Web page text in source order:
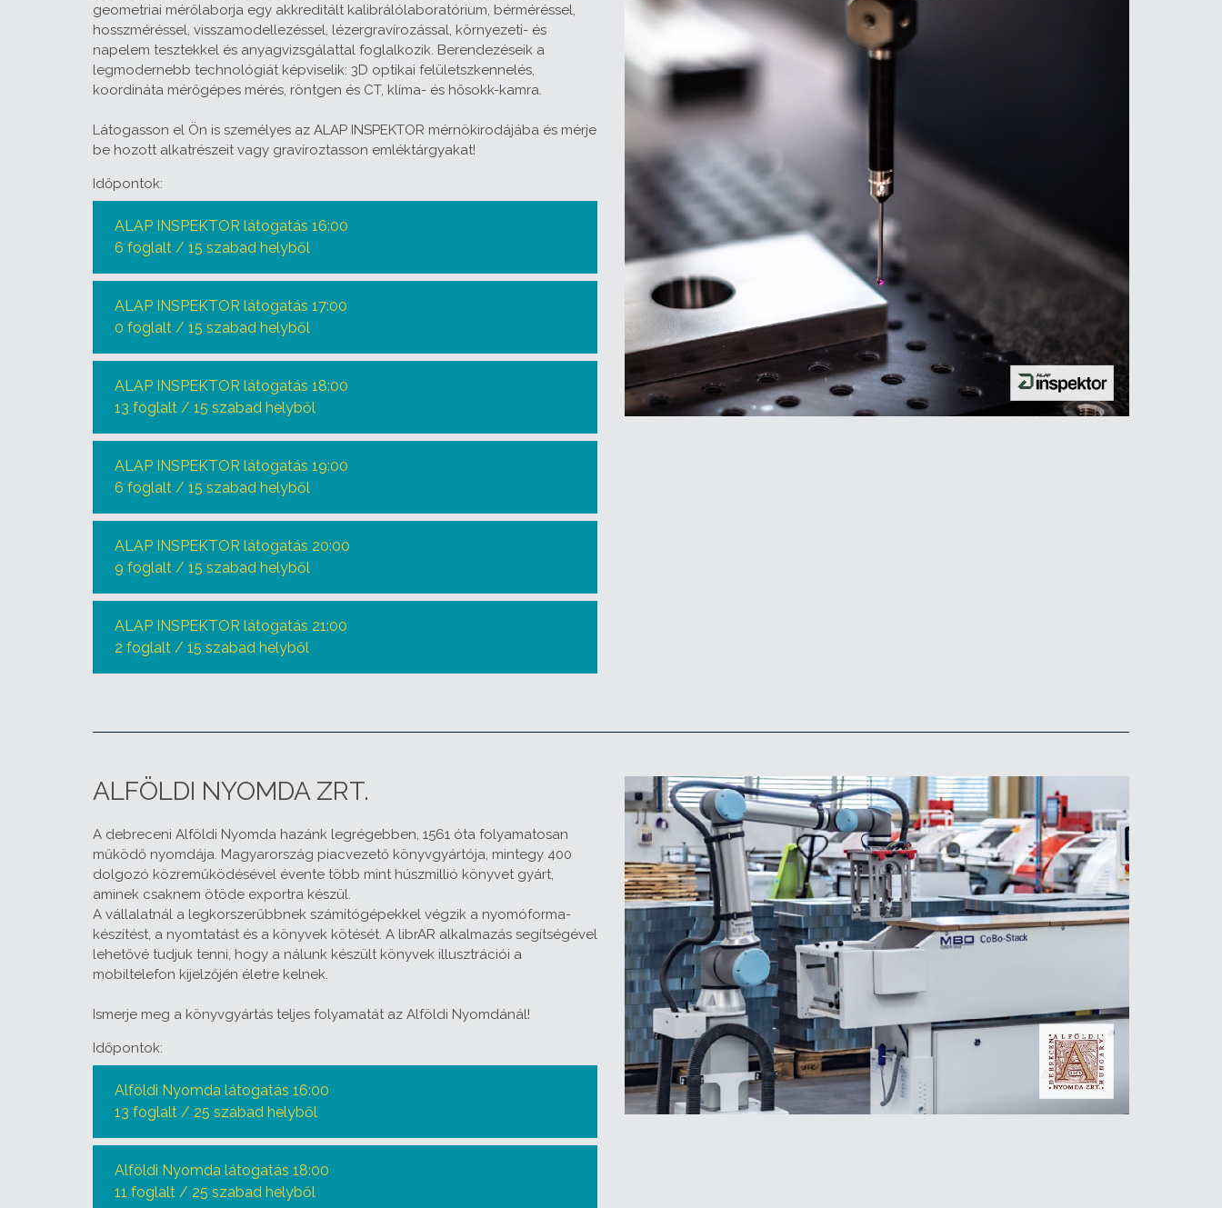
geometriai mérőlaborja egy akkreditált kalibrálólaboratórium, bérméréssel,
hosszméréssel, visszamodellezéssel, lézergravírozással, környezeti- és
napelem tesztekkel és anyagvizsgálattal foglalkozik. Berendezéseik a
legmodernebb technológiát képviselik: 3D optikai felületszkennelés,
koordináta mérőgépes mérés, röntgen és CT, klíma- és hősokk-kamra.
Látogasson el Ön is személyes az ALAP INSPEKTOR mérnökirodájába és mérje
be hozott alkatrészeit vagy gravíroztasson emléktárgyakat!
Időpontok:
ALAP INSPEKTOR látogatás 16:00
6 foglalt / 15 szabad helyből
ALAP INSPEKTOR látogatás 17:00
0 foglalt / 15 szabad helyből
ALAP INSPEKTOR látogatás 18:00
13 foglalt / 15 szabad helyből
ALAP INSPEKTOR látogatás 19:00
6 foglalt / 15 szabad helyből
ALAP INSPEKTOR látogatás 20:00
9 foglalt / 15 szabad helyből
ALAP INSPEKTOR látogatás 21:00
2 foglalt / 15 szabad helyből
ALFÖLDI NYOMDA ZRT.
A debreceni Alföldi Nyomda hazánk legrégebben, 1561 óta folyamatosan
működő nyomdája. Magyarország piacvezető könyvgyártója, mintegy 400
dolgozó közreműködésével évente több mint húszmillió könyvet gyárt,
aminek csaknem ötöde exportra készül.
A vállalatnál a legkorszerűbbnek számítógépekkel végzik a nyomóforma-
készítést, a nyomtatást és a könyvek kötését. A librAR alkalmazás segítségével
lehetővé tudjuk tenni, hogy a nálunk készült könyvek illusztrációi a
mobiltelefon kijelzőjén életre kelnek.
Ismerje meg a könyvgyártás teljes folyamatát az Alföldi Nyomdánál!
Időpontok:
Alföldi Nyomda látogatás 16:00
13 foglalt / 25 szabad helyből
Alföldi Nyomda látogatás 18:00
11 foglalt / 25 szabad helyből